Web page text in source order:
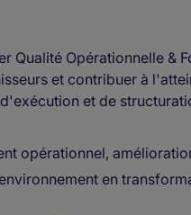
Qualité Opérationnelle &
et contribuer à
et de
opérationnel,
en